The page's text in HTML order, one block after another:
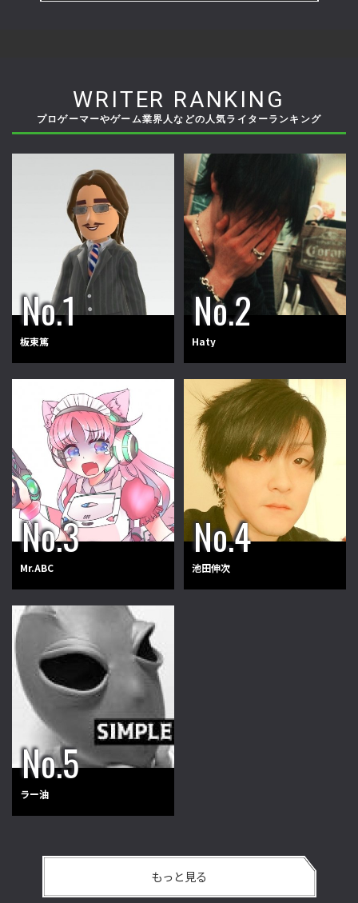
WRITER RANKING
プロゲーマーやゲーム業界人などの人気ライターランキング
板東篤 Haty
Mr.ABC 池田伸次
ラー油
もっと見る